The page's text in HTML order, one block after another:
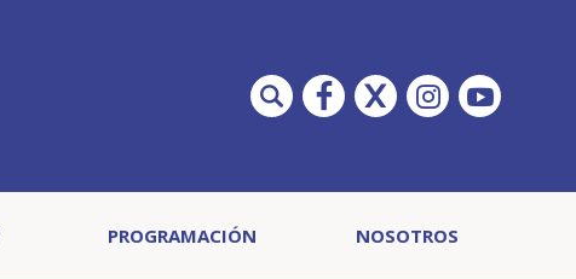
PROGRAMACIÓN NOSOTROS